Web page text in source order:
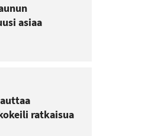
asiaa
ratkaisua